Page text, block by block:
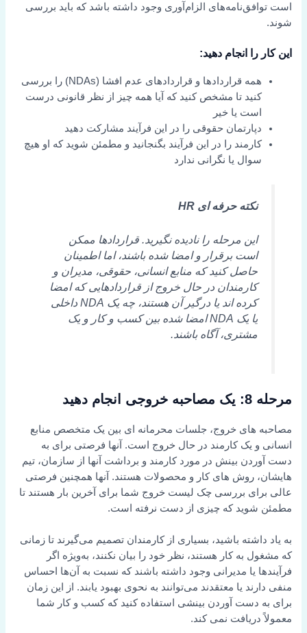
است توافق‌نامه‌های الزام‌آوری وجود داشته باشد که باید بررسی
شوند.
این کار را انجام دهید:
همه قراردادها و قراردادهای عدم افشا (NDAs) را بررسی
کنید تا مشخص کنید که آیا همه چیز از نظر قانونی درست
است یا خیر
دپارتمان حقوقی را در این فرآیند مشارکت دهید
کارمند را در این فرآیند بگنجانید و مطمئن شوید که او هیچ
سوال یا نگرانی ندارد
نکته حرفه ای HR
این مرحله را نادیده نگیرید. قراردادها ممکن
است برقرار و امضا شده باشند، اما اطمینان
حاصل کنید که منابع انسانی، حقوقی، مدیران و
کارمندان در حال خروج از قراردادهایی که امضا
کرده اند یا درگیر آن هستند، چه یک NDA داخلی
یا یک NDA امضا شده بین کسب و کار و یک
مشتری، آگاه باشند.
مرحله 8: یک مصاحبه خروجی انجام دهید
مصاحبه های خروج، جلسات محرمانه ای بین یک متخصص منابع
انسانی و یک کارمند در حال خروج است. آنها فرصتی برای به
دست آوردن بینش در مورد کارمند و برداشت آنها از سازمان، تیم
هایشان، روش های کار و محصولات هستند. آنها همچنین فرصتی
عالی برای بررسی چک لیست خروج شما برای آخرین بار هستند تا
مطمئن شوید که چیزی از دست نرفته است.
به یاد داشته باشید، بسیاری از کارمندان تصمیم می‌گیرند تا زمانی
که مشغول به کار هستند، نظر خود را بیان نکنند، به‌ویژه اگر
فرآیندها یا مدیرانی وجود داشته باشند که نسبت به آن‌ها احساس
منفی دارند یا معتقدند می‌توانند به نحوی بهبود یابند. از این زمان
برای به دست آوردن بینشی استفاده کنید که کسب و کار شما
معمولاً دریافت نمی کند.